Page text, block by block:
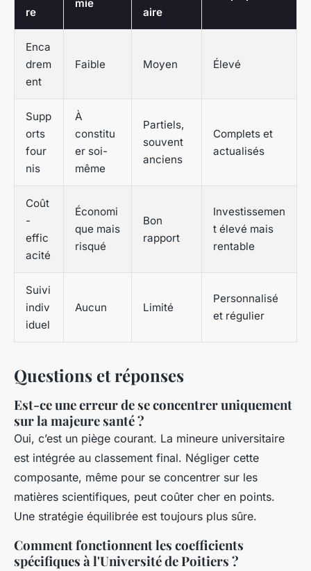
re
mie
aire
Enca
drem
ent
Faible Moyen Élevé
Supp
orts
four
nis
À
constitu
er soi-
même
Partiels,
souvent
anciens
Complets et
actualisés
Coût
-
effic
acité
Économi
que mais
risqué
Bon
rapport
Investissemen
t élevé mais
rentable
Suivi
indiv
iduel
Aucun Limité
Personnalisé
et régulier
Questions et réponses
Est-ce une erreur de se concentrer uniquement
sur la majeure santé ?
Oui, c’est un piège courant. La mineure universitaire
est intégrée au classement final. Négliger cette
composante, même pour se concentrer sur les
matières scientifiques, peut coûter cher en points.
Une stratégie équilibrée est toujours plus sûre.
Comment fonctionnent les coefficients
spécifiques à l'Université de Poitiers ?